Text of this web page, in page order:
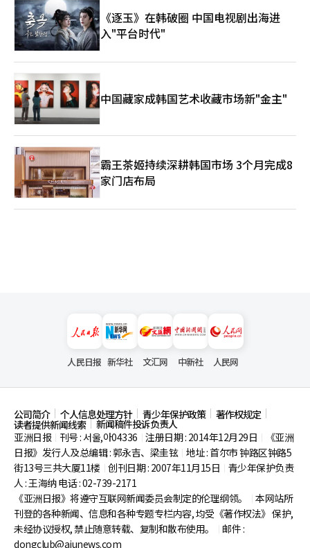
《逐玉》在韩破圈 中国电视剧出海进
入"平台时代"
中国藏家成韩国艺术收藏市场新"金主"
霸王茶姬持续深耕韩国市场 3个月完成8
家门店布局
人民日报 新华社 文汇网 中新社 人民网
公司简介 个人信息处理方针 青少年保护政策 著作权规定
读者提供新闻线索
新闻稿件投诉负责人
亚洲日报
刊号 : 서울,아04336 注册日期 : 2014年12月29日
《亚洲
日报》发行人及总编辑 : 郭永吉、梁圭铉 地址 : 首尔市钟路区钟路5
街13号三共大厦11楼 创刊日期 : 2007年11月15日
青少年保护负责
人 : 王海纳 电话 : 02-739-2171
《亚洲日报》将遵守互联网新闻委员会制定的伦理纲领。
本网站所
刊登的各种新闻、信息和各种专题专栏内容, 均受《著作权法》 保护,
未经协议授权, 禁止随意转载、复制和散布使用。
邮件 :
dongclub@ajunews.com